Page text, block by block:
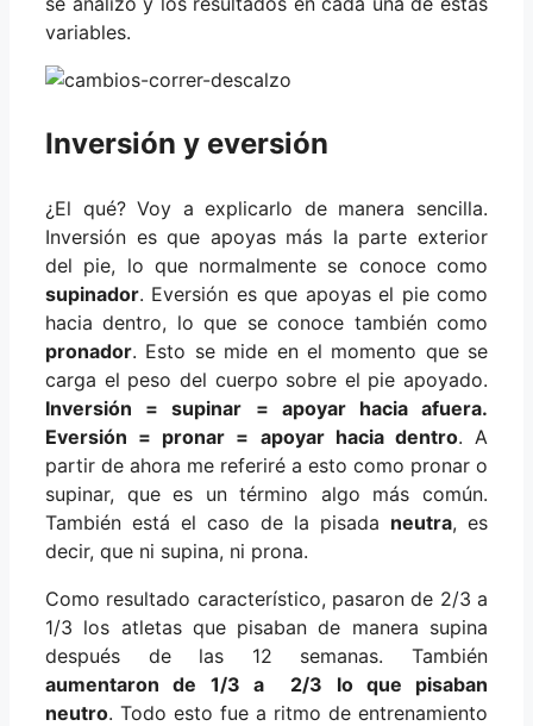
variables.
Inversión y eversión
¿El qué? Voy a explicarlo de manera sencilla.
Inversión es que apoyas más la parte exterior
del pie, lo que normalmente se conoce como
supinador. Eversión es que apoyas el pie como
hacia dentro, lo que se conoce también como
pronador. Esto se mide en el momento que se
carga el peso del cuerpo sobre el pie apoyado.
Inversión = supinar = apoyar hacia afuera.
Eversión = pronar = apoyar hacia dentro. A
partir de ahora me referiré a esto como pronar o
supinar, que es un término algo más común.
También está el caso de la pisada neutra, es
decir, que ni supina, ni prona.
Como resultado característico, pasaron de 2/3 a
1/3 los atletas que pisaban de manera supina
después de las 12 semanas. También
aumentaron de 1/3 a 2/3 lo que pisaban
neutro. Todo esto fue a ritmo de entrenamiento